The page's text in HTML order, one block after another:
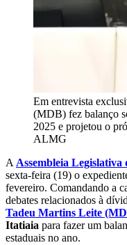
Em entrevista
(MDB) fez balanço
2025 e projetou o
ALMG
A Assembleia
sexta-feira (19) o
fevereiro. Comandando a
debates relacionados à
Tadeu Martins Leite
Itatiaia para fazer um
estaduais no ano.